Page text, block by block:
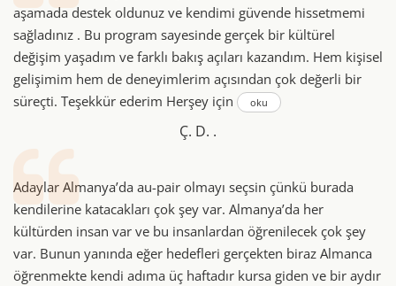
aşamada destek oldunuz ve kendimi güvende hissetmemi
sağladınız . Bu program sayesinde gerçek bir kültürel
değişim yaşadım ve farklı bakış açıları kazandım. Hem kişisel
gelişimim hem de deneyimlerim açısından çok değerli bir
süreçti. Teşekkür ederim Herşey için
oku
Ç. D. .
Adaylar Almanya’da au-pair olmayı seçsin çünkü burada
kendilerine katacakları çok şey var. Almanya’da her
kültürden insan var ve bu insanlardan öğrenilecek çok şey
var. Bunun yanında eğer hedefleri gerçekten biraz Almanca
öğrenmekte kendi adıma üç haftadır kursa giden ve bir aydır